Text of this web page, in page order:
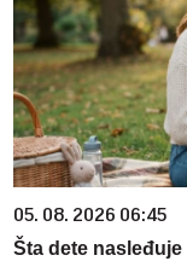
05. 08. 2026 06:45
Šta dete